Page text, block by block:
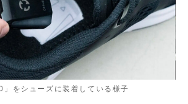
」をシューズに装着している様子